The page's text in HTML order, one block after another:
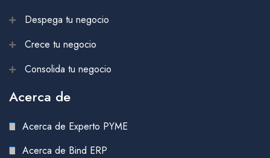
Despega tu negocio
Crece tu negocio
Consolida tu negocio
Acerca de
Acerca de Experto PYME
Acerca de Bind ERP